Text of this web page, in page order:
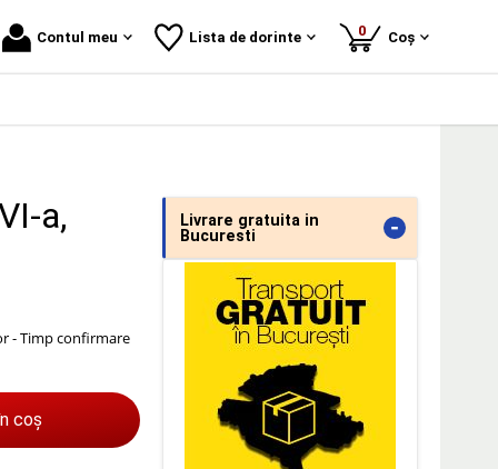
Contul meu Lista de dorinte 0produse
Coș
a,
- Timp confirmare
coș
Livrare gratuita in
Bucuresti
-